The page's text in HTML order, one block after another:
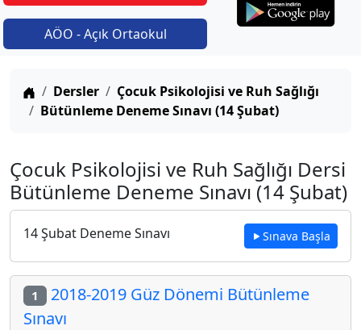
AÖO - Açık Ortaokul
Anasayfa
Dersler
Çocuk Psikolojisi ve Ruh Sağlığı
Bütünleme Deneme Sınavı (14 Şubat)
Çocuk Psikolojisi ve Ruh Sağlığı Dersi
Bütünleme Deneme Sınavı (14 Şubat)
14 Şubat Deneme Sınavı Sınava Başla
1 2018-2019 Güz Dönemi Bütünleme
Sınavı